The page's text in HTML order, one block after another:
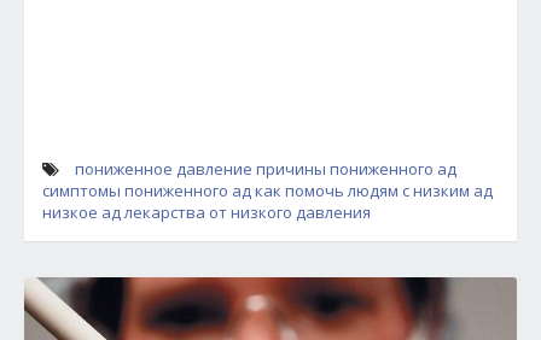
пониженное давление причины пониженного ад
симптомы пониженного ад как помочь людям с низким ад
низкое ад лекарства от низкого давления